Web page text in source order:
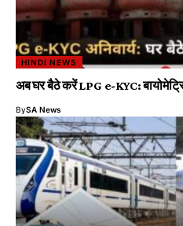
HINDI NEWS
अब घर बैठे करें LPG e-KYC:
BySA News